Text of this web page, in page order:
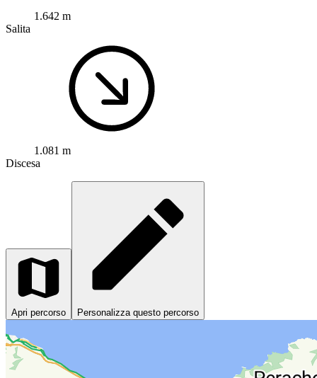
1.642 m
Salita
1.081 m
Discesa
Apri percorso Personalizza questo percorso